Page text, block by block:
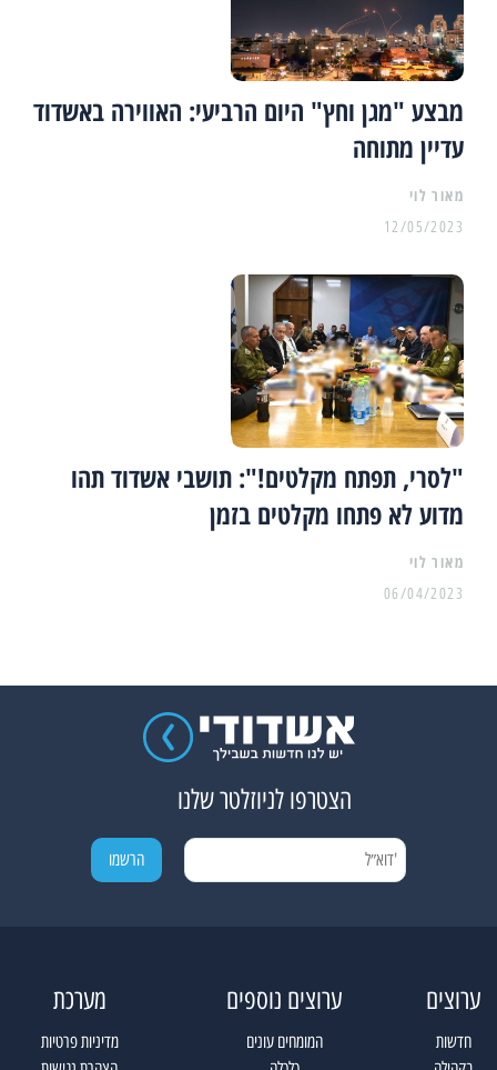
מבצע "מגן וחץ" היום הרביעי: האווירה באשדוד
עדיין מתוחה
מאור לוי
12/05/2023
"לסרי, תפתח מקלטים!": תושבי אשדוד תהו
מדוע לא פתחו מקלטים בזמן
מאור לוי
06/04/2023
הצטרפו לניוזלטר שלנו
ערוצים
חדשות
ערוצים נוספים
המומחים עונים
מערכת
מדיניות פרטיות